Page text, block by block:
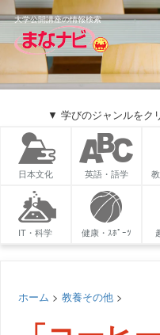
大学公開講座の情報検索
▼ 学びのジャンルをク
日本文化 英語・語学
IT・科学 健康・ｽﾎﾟｰﾂ
ホーム >教養その他 >